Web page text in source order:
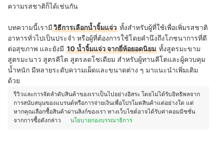
ความรสชาติก็ได้เช่นกัน
บทความนี้เรามีวิธีการเลือกน้ำจิ้มแจ่ว ทั้งสำหรับผู้ที่ใช้เพื่อเพิ่มรสชาติ
อาหารทั่วไปเป็นประจำ หรือผู้ที่ต้องการใช้โดยคำนึงถึงโภชนาการที่ดี
ต่อสุขภาพ และยังมี 10 น้ำจิ้มแจ่ว จากยี่ห้อยอดนิยม ทั้งสูตรมะขาม
สูตรมะนาว สูตรคีโต สูตรลดโซเดียม สำหรับผู้ทานคีโตและผู้ควบคุม
น้ำหนัก มีหลายระดับความเผ็ดและขนาดต่าง ๆ มาแนะนำเพิ่มเติม
ด้วย
รีวิวและการจัดลำดับสินค้าของเราเป็นไปอย่างอิสระ โดยไม่ได้รับอิทธิพลจาก
การสนับสนุนของแบรนด์หรือการจ่ายเงินเพื่อโปรโมตสินค้าแต่อย่างใด แต่
หากคุณเลือกซื้อสินค้าผ่านลิงก์ของเรา ทางเว็บไซต์อาจได้รับค่าคอมมิชชั่น
จากการซื้อดังกล่าว
นโยบายกองบรรณาธิการ